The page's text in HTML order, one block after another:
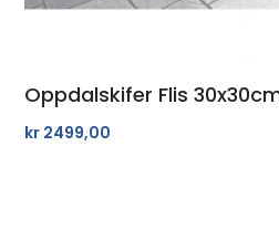
Oppdalskifer Flis
kr 2499,00